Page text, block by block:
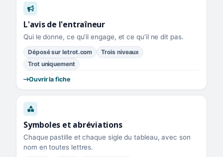
L'avis de l'entraîneur
Qui le donne, ce qu'il engage, et ce qu'il ne dit pas.
Déposé sur letrot.com
Trois niveaux
Trot uniquement
Ouvrir la fiche
Symboles et abréviations
Chaque pastille et chaque sigle du tableau, avec son
nom en toutes lettres.